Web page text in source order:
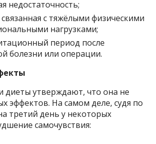
недостаточность;
с тяжёлыми физическими
нагрузками;
период после
болезни или операции.
диеты утверждают, что она не
эффектов. На самом деле, судя по
третий день у некоторых
самочувствия: